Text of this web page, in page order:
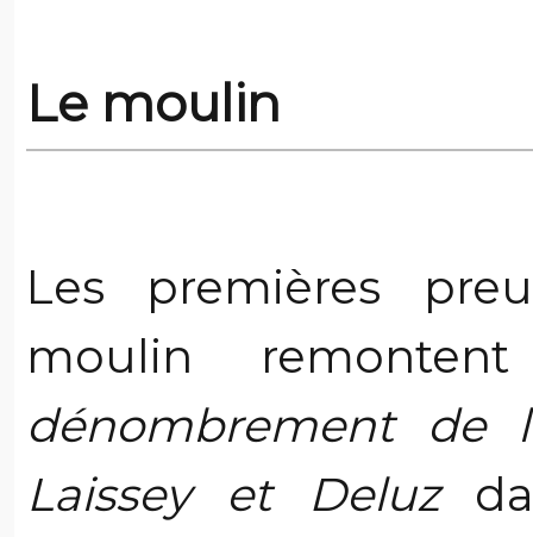
Le moulin
Les premières
moulin
dénombrement de
Laissey et Deluz